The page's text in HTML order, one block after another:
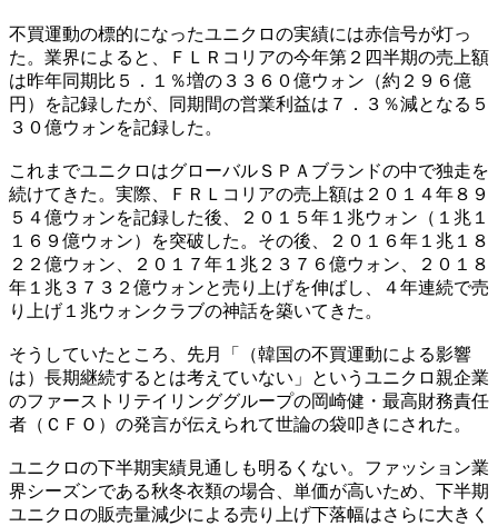
不買運動の標的になったユニクロの実績には赤信号が灯っ
た。業界によると、ＦＬＲコリアの今年第２四半期の売上額
は昨年同期比５．１％増の３３６０億ウォン（約２９６億
円）を記録したが、同期間の営業利益は７．３％減となる５
３０億ウォンを記録した。
これまでユニクロはグローバルＳＰＡブランドの中で独走を
続けてきた。実際、ＦＲＬコリアの売上額は２０１４年８９
５４億ウォンを記録した後、２０１５年１兆ウォン（１兆１
１６９億ウォン）を突破した。その後、２０１６年１兆１８
２２億ウォン、２０１７年１兆２３７６億ウォン、２０１８
年１兆３７３２億ウォンと売り上げを伸ばし、４年連続で売
り上げ１兆ウォンクラブの神話を築いてきた。
そうしていたところ、先月「（韓国の不買運動による影響
は）長期継続するとは考えていない」というユニクロ親企業
のファーストリテイリンググループの岡崎健・最高財務責任
者（ＣＦＯ）の発言が伝えられて世論の袋叩きにされた。
ユニクロの下半期実績見通しも明るくない。ファッション業
界シーズンである秋冬衣類の場合、単価が高いため、下半期
ユニクロの販売量減少による売り上げ下落幅はさらに大きく